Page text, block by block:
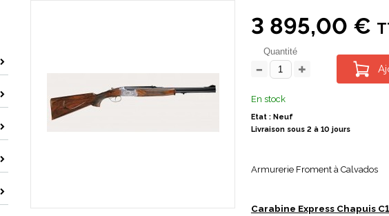
3 895,00 €
Quantité
En stock
Etat : Neuf
Livraison sous 2 à 10 jours
Armurerie Froment à Calvados
Carabine Express Chapuis